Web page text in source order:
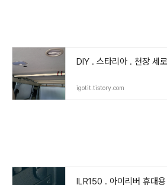
DIY . 스타리아 . 천장 세
igotit.tistory.com
ILR150 . 아이리버 휴대